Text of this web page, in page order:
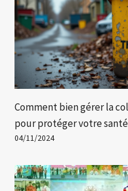
Comment bien gérer la
pour protéger votre
04/11/2024